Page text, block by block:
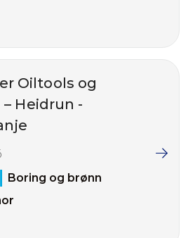
Oiltools og
Heidrun -
Boring og brønn